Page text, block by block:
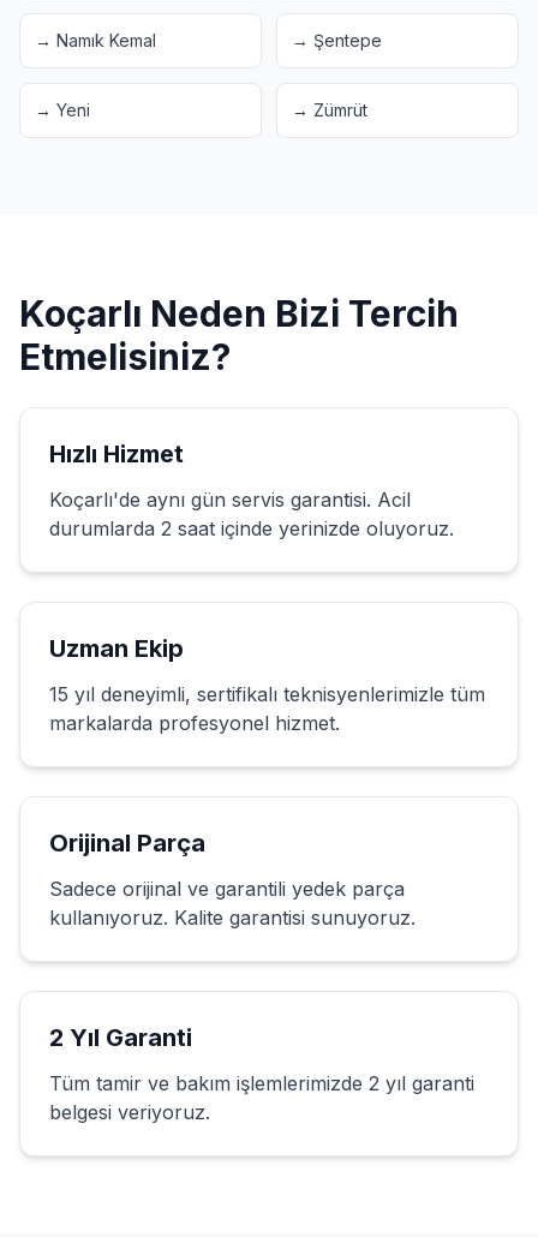
→ Namık Kemal → Şentepe
→ Yeni → Zümrüt
Koçarlı Neden Bizi Tercih
Etmelisiniz?
Hızlı Hizmet
Koçarlı'de aynı gün servis garantisi. Acil
durumlarda 2 saat içinde yerinizde oluyoruz.
Uzman Ekip
15 yıl deneyimli, sertifikalı teknisyenlerimizle tüm
markalarda profesyonel hizmet.
Orijinal Parça
Sadece orijinal ve garantili yedek parça
kullanıyoruz. Kalite garantisi sunuyoruz.
2 Yıl Garanti
Tüm tamir ve bakım işlemlerimizde 2 yıl garanti
belgesi veriyoruz.